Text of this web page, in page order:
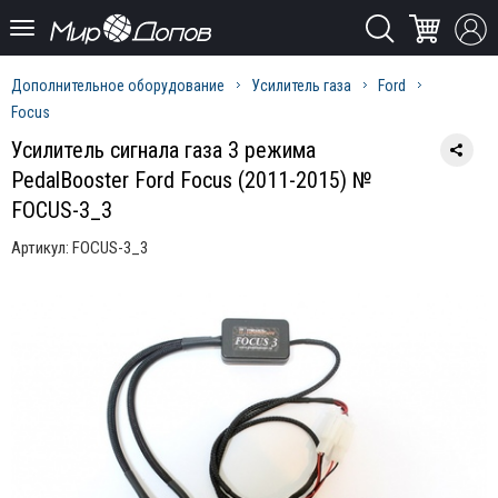
Дополнительное оборудование Усилитель газа
Ford
Focus
Усилитель сигнала газа 3 режима
PedalBooster Ford Focus (2011-2015) №
FOCUS-3_3
Артикул: FOCUS-3_3